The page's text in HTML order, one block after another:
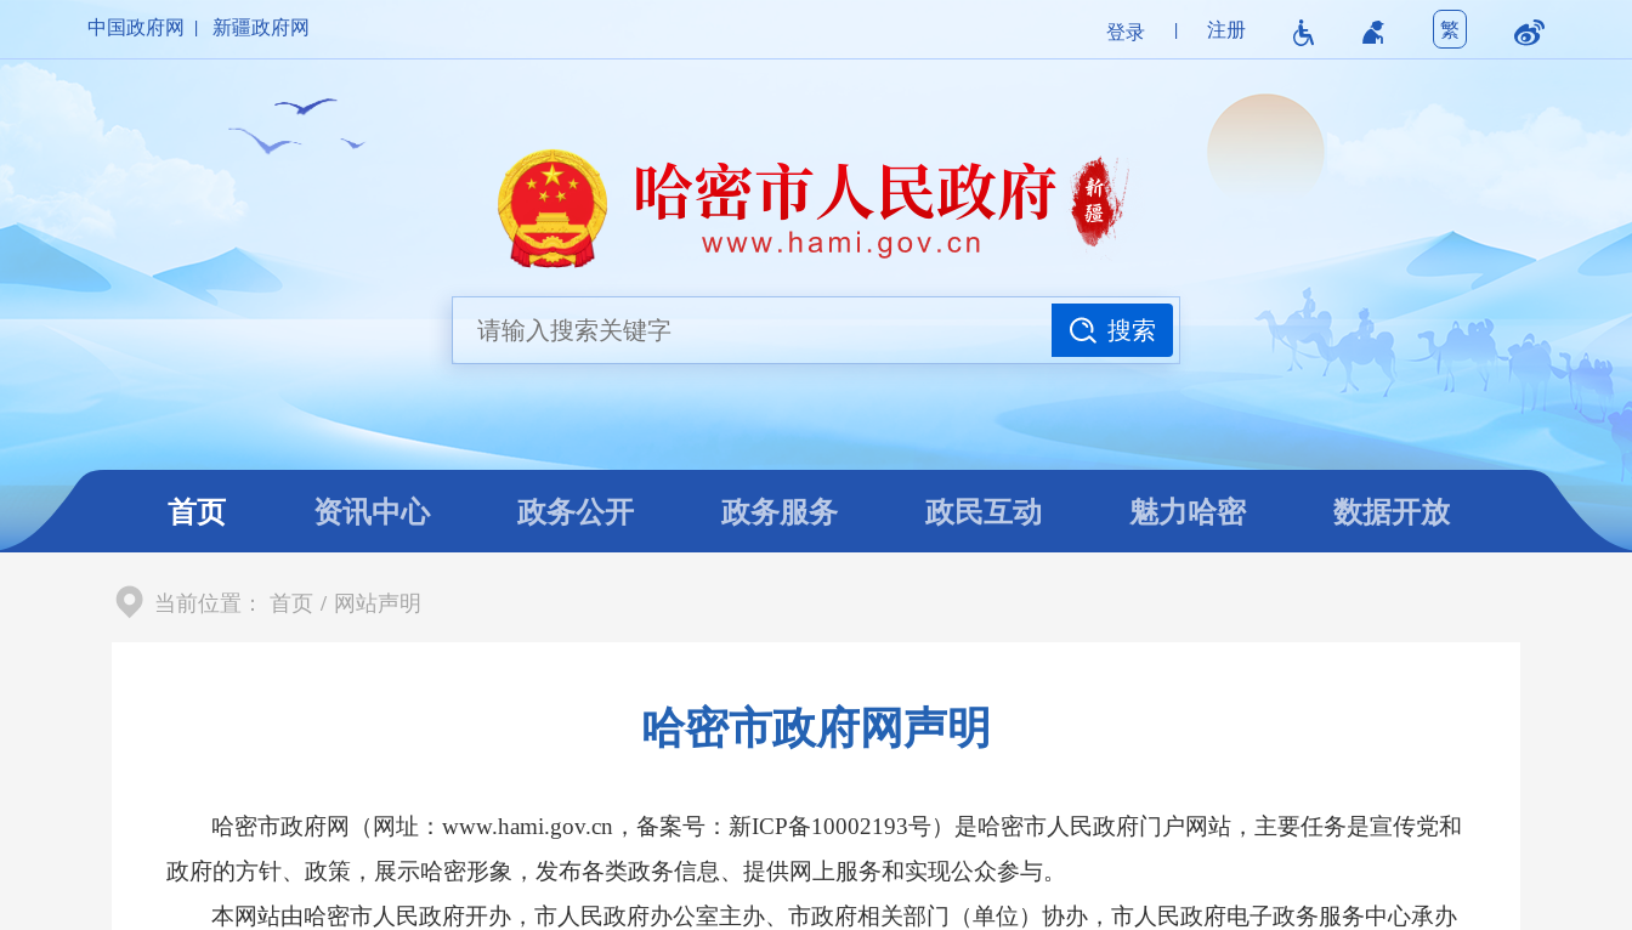
中国政府网 | 新疆政府网 登录 | 注册 繁
搜索
首页 资讯中心 政务公开 政务服务 政民互动 魅力哈密 数据开放
首页 资讯中心 政务公开 政务服务 政民互动 魅力哈密 数据开放
当前位置： 首页 / 网站声明
哈密市政府网声明
哈密市政府网（网址：www.hami.gov.cn，备案号：新ICP备10002193号）是哈密市人民政府门户网站，主要任务是宣传党和
政府的方针、政策，展示哈密形象，发布各类政务信息、提供网上服务和实现公众参与。
本网站由哈密市人民政府开办，市人民政府办公室主办、市政府相关部门（单位）协办，市人民政府电子政务服务中心承办